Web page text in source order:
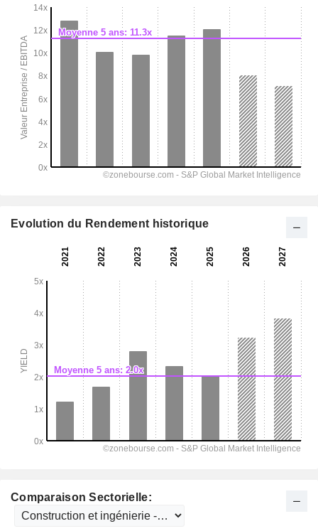
Comparaison Sectorielle:
Evolution du Rendement historique